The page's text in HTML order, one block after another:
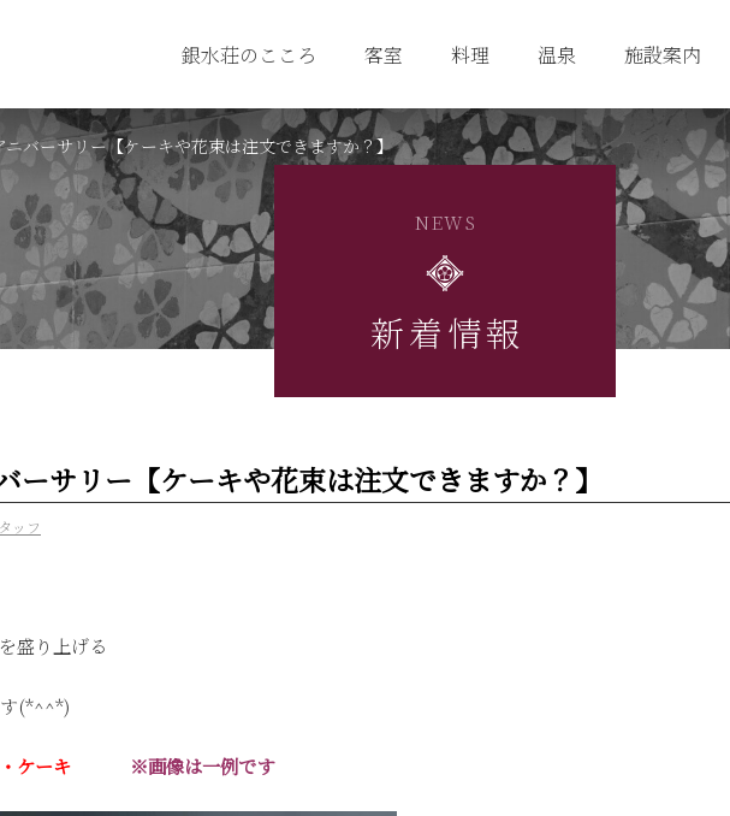
銀水荘のこころ 客室 料理 温泉 施設案内
NEWS
新着情報
バーサリー【ケーキや花束は注文できますか？】
サリー【ケーキや花束は注文できますか？】
ッフ
盛り上げる
す(*^^*)
ケーキ ※画像は一例です